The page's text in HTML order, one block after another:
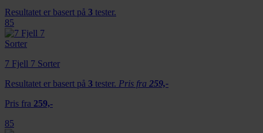
vårt, med partnerne våre innen sosiale medier,
annonsering og analysearbeid, som kan kombinere den
med annen informasjon du har gjort tilgjengelig for dem,
eller som de har samlet inn gjennom din bruk av
Resultatet er basert på 3 tester.
85
7 Fjell 7 Sorter
Resultatet er basert på 3 tester. Pris fra 259,-
Pris fra 259,-
85